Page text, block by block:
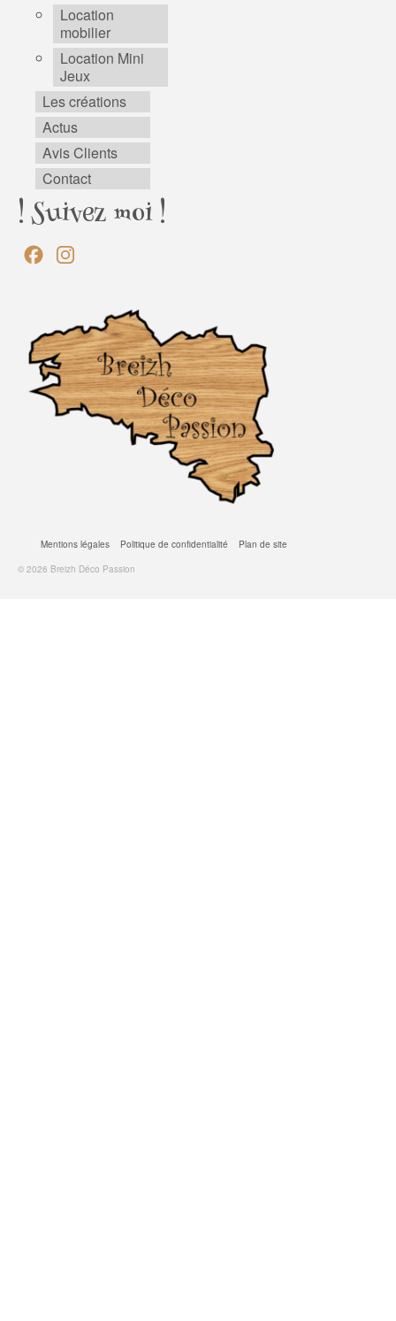
Location
mobilier
Location Mini
Jeux
Les créations
Actus
Avis Clients
Contact
! Suivez moi !
Facebook
Mentions légales Politique de confidentialité
Plan de site
© 2026 Breizh Déco Passion